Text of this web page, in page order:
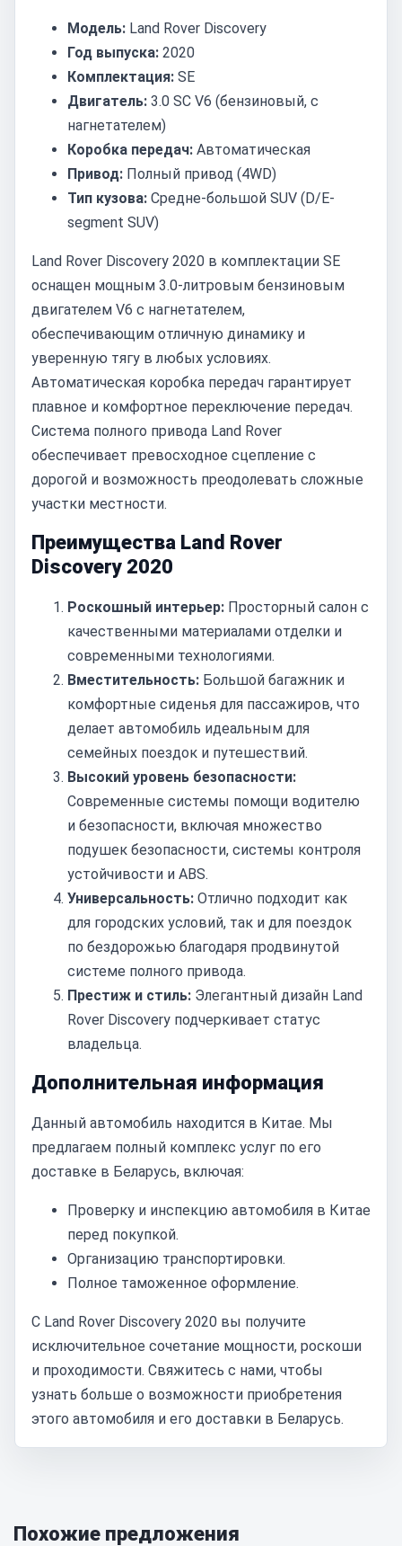
Модель: Land Rover Discovery
Год выпуска: 2020
Комплектация: SE
Двигатель: 3.0 SC V6 (бензиновый, с
нагнетателем)
Коробка передач: Автоматическая
Привод: Полный привод (4WD)
Тип кузова: Средне-большой SUV (D/E-
segment SUV)
Land Rover Discovery 2020 в комплектации SE
оснащен мощным 3.0-литровым бензиновым
двигателем V6 с нагнетателем,
обеспечивающим отличную динамику и
уверенную тягу в любых условиях.
Автоматическая коробка передач гарантирует
плавное и комфортное переключение передач.
Система полного привода Land Rover
обеспечивает превосходное сцепление с
дорогой и возможность преодолевать сложные
участки местности.
Преимущества Land Rover
Discovery 2020
Роскошный интерьер: Просторный салон с
качественными материалами отделки и
современными технологиями.
Вместительность: Большой багажник и
комфортные сиденья для пассажиров, что
делает автомобиль идеальным для
семейных поездок и путешествий.
Высокий уровень безопасности:
Современные системы помощи водителю
и безопасности, включая множество
подушек безопасности, системы контроля
устойчивости и ABS.
Универсальность: Отлично подходит как
для городских условий, так и для поездок
по бездорожью благодаря продвинутой
системе полного привода.
Престиж и стиль: Элегантный дизайн Land
Rover Discovery подчеркивает статус
владельца.
Дополнительная информация
Данный автомобиль находится в Китае. Мы
предлагаем полный комплекс услуг по его
доставке в Беларусь, включая:
Проверку и инспекцию автомобиля в Китае
перед покупкой.
Организацию транспортировки.
Полное таможенное оформление.
С Land Rover Discovery 2020 вы получите
исключительное сочетание мощности, роскоши
и проходимости. Свяжитесь с нами, чтобы
узнать больше о возможности приобретения
этого автомобиля и его доставки в Беларусь.
Похожие предложения